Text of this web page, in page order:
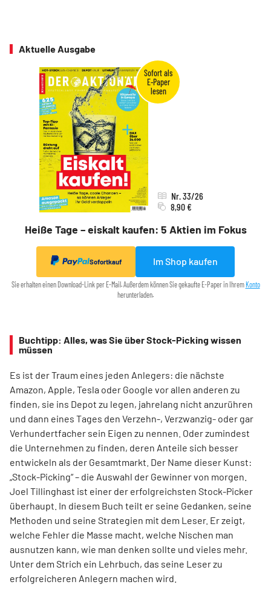
Aktuelle Ausgabe
Heiße Tage – eiskalt kaufen: 5 Aktien im Fokus
Nr. 33/26
8,90 €
Sofortkauf Im Shop kaufen
Sie erhalten einen Download-Link per E-Mail. Außerdem können Sie gekaufte E-Paper in IhremKonto
herunterladen.
Buchtipp: Alles, was Sie über Stock-Picking wissen
müssen
Es ist der Traum eines jeden Anlegers: die nächste
Amazon, Apple, Tesla oder Google vor allen anderen zu
finden, sie ins Depot zu legen, jahrelang nicht anzurühren
und dann eines Tages den Verzehn-, Verzwanzig- oder gar
Verhundertfacher sein Eigen zu nennen. Oder zumindest
die Unternehmen zu finden, deren Anteile sich besser
entwickeln als der Gesamtmarkt. Der Name dieser Kunst:
„Stock-Picking“ – die Auswahl der Gewinner von morgen.
Joel Tillinghast ist einer der erfolgreichsten Stock-Picker
überhaupt. In diesem Buch teilt er seine Gedanken, seine
Methoden und seine Strategien mit dem Leser. Er zeigt,
welche Fehler die Masse macht, welche Nischen man
ausnutzen kann, wie man denken sollte und vieles mehr.
Unter dem Strich ein Lehrbuch, das seine Leser zu
erfolgreicheren Anlegern machen wird.